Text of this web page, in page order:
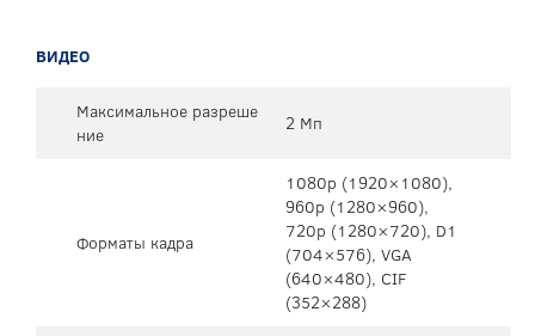
ВИДЕО
Максимальное разреше
ние
2 Мп
Форматы кадра
1080p (1920×1080),
960p (1280×960),
720p (1280×720), D1
(704×576), VGA
(640×480), CIF
(352×288)